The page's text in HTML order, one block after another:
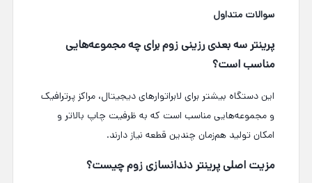
سوالات متداول
پرینتر سه بعدی رزینی زوم برای چه مجموعه‌هایی
مناسب است؟
این دستگاه بیشتر برای لابراتوارهای دیجیتال، مراکز پرترافیک
و مجموعه‌هایی مناسب است که به ظرفیت چاپ بالاتر و
امکان تولید هم‌زمان چندین قطعه نیاز دارند.
مزیت اصلی پرینتر دندانسازی زوم چیست؟